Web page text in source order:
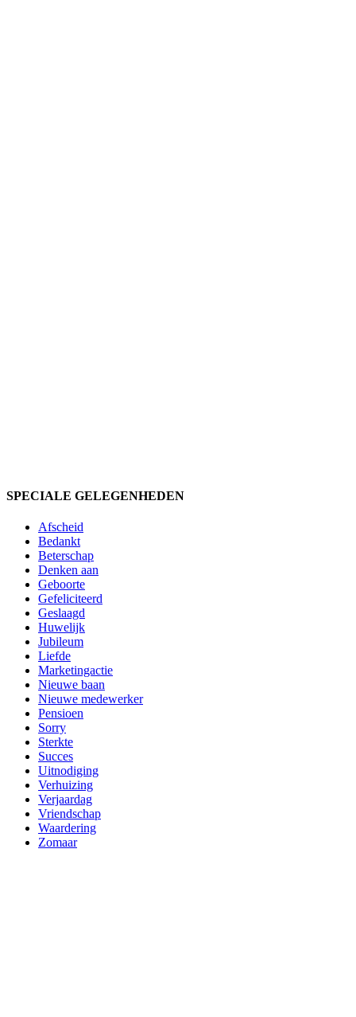
SPECIALE GELEGENHEDEN
Afscheid
Bedankt
Beterschap
Denken aan
Geboorte
Gefeliciteerd
Geslaagd
Huwelijk
Jubileum
Liefde
Marketingactie
Nieuwe baan
Nieuwe medewerker
Pensioen
Sorry
Sterkte
Succes
Uitnodiging
Verhuizing
Verjaardag
Vriendschap
Waardering
Zomaar